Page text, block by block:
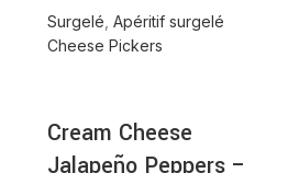
Surgelé Apéritif surgelé
Cheese Pickers
Cream Cheese
Jalapeño Peppers –